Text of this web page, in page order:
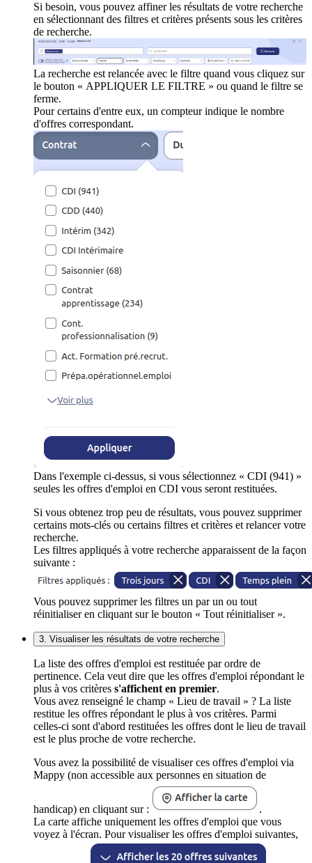
Si besoin, vous pouvez affiner les résultats de votre recherche
en sélectionnant des filtres et critères présents sous les critères
de recherche.
La recherche est relancée avec le filtre quand vous cliquez sur
le bouton « APPLIQUER LE FILTRE » ou quand le filtre se
ferme.
Pour certains d'entre eux, un compteur indique le nombre
d'offres correspondant.
Dans l'exemple ci-dessus, si vous sélectionnez « CDI (941) »
seules les offres d'emploi en CDI vous seront restituées.
Si vous obtenez trop peu de résultats, vous pouvez supprimer
certains mots-clés ou certains filtres et critères et relancer votre
recherche.
Les filtres appliqués à votre recherche apparaissent de la façon
suivante :
Vous pouvez supprimer les filtres un par un ou tout
réinitialiser en cliquant sur le bouton « Tout réinitialiser ».
3. Visualiser les résultats de votre recherche
La liste des offres d'emploi est restituée par ordre de
pertinence. Cela veut dire que les offres d'emploi répondant le
plus à vos critères s'affichent en premier.
Vous avez renseigné le champ « Lieu de travail » ? La liste
restitue les offres répondant le plus à vos critères. Parmi
celles-ci sont d'abord restituées les offres dont le lieu de travail
est le plus proche de votre recherche.
Vous avez la possibilité de visualiser ces offres d'emploi via
Mappy (non accessible aux personnes en situation de
handicap) en cliquant sur :
.
La carte affiche uniquement les offres d'emploi que vous
voyez à l'écran. Pour visualiser les offres d'emploi suivantes,